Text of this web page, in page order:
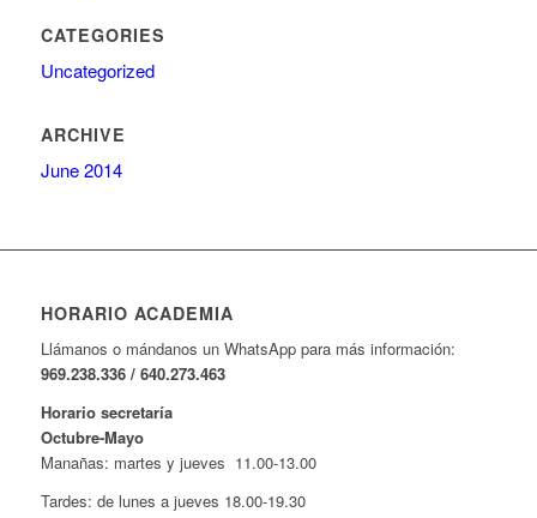
CATEGORIES
Uncategorized
ARCHIVE
June 2014
HORARIO ACADEMIA
Llámanos o mándanos un WhatsApp para más información:
969.238.336 / 640.273.463
Horario secretaría
Octubre-Mayo
Manañas: martes y jueves 11.00-13.00
Tardes: de lunes a jueves 18.00-19.30